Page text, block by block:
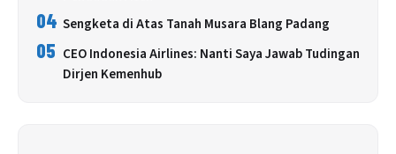
04 Sengketa di Atas Tanah Musara Blang Padang
05 CEO Indonesia Airlines: Nanti Saya Jawab Tudingan
Dirjen Kemenhub